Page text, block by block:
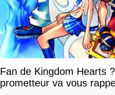
Fan de Kingdom Hearts
prometteur va vous